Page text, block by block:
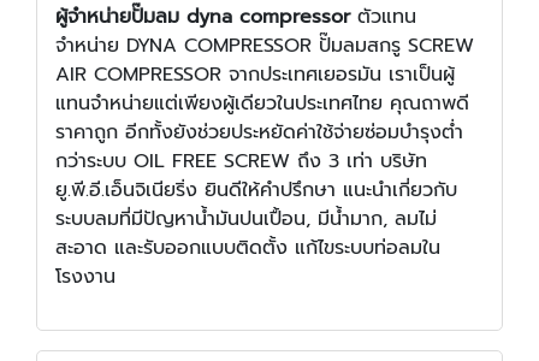
ผู้จําหน่ายปั๊มลม dyna compressor ตัวแทน
จำหน่าย DYNA COMPRESSOR ปั๊มลมสกรู SCREW
AIR COMPRESSOR จากประเทศเยอรมัน เราเป็นผู้
แทนจำหน่ายแต่เพียงผู้เดียวในประเทศไทย คุณถาพดี
ราคาถูก อีกทั้งยังช่วยประหยัดค่าใช้จ่ายซ่อมบำรุงต่ำ
กว่าระบบ OIL FREE SCREW ถึง 3 เท่า บริษัท
ยู.พี.อี.เอ็นจิเนียริ่ง ยินดีให้คำปรึกษา แนะนำเกี่ยวกับ
ระบบลมที่มีปัญหาน้ำมันปนเปื้อน, มีน้ำมาก, ลมไม่
สะอาด และรับออกแบบติดตั้ง แก้ไขระบบท่อลมใน
โรงงาน